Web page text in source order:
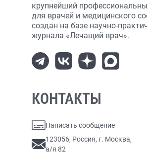
крупнейший
для врачей и медицинского
создан на базе научно-
журнала «Лечащий врач».
КОНТАКТЫ
Написать сообщение
123056, Россия, г. Москва,
а/я 82